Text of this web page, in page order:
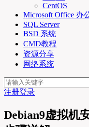
CentOS
Microsoft Office 办
SQL Server
BSD 系统
CMD教程
资源分享
网络系统
注册登录
Debian9虚拟机